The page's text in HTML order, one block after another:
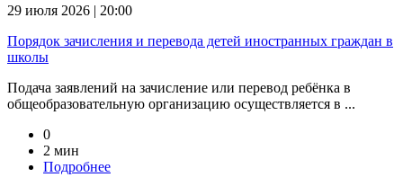
29 июля 2026 | 20:00
Порядок зачисления и перевода детей иностранных граждан в
школы
Подача заявлений на зачисление или перевод ребёнка в
общеобразовательную организацию осуществляется в ...
0
2 мин
Подробнее